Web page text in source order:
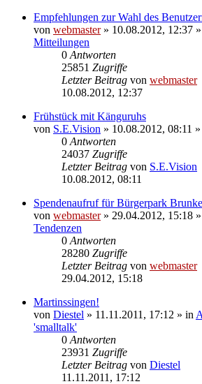
Empfehlungen zur Wahl des
von webmaster» 10.08.2012, 12:37
Mitteilungen
0 Antworten
25851 Zugriffe
Letzter Beitrag von webmaster
10.08.2012, 12:37
Frühstück mit Känguruhs
von S.E.Vision » 10.08.2012, 08:11
0 Antworten
24037 Zugriffe
Letzter Beitrag von S.E.Vision
10.08.2012, 08:11
Spendenaufruf für Bürgerpark
von webmaster» 29.04.2012, 15:18
Tendenzen
0 Antworten
28280 Zugriffe
Letzter Beitrag von webmaster
29.04.2012, 15:18
Martinssingen!
von Diestel » 11.11.2011, 17:12 » in
'smalltalk'
0 Antworten
23931 Zugriffe
Letzter Beitrag von Diestel
11.11.2011, 17:12